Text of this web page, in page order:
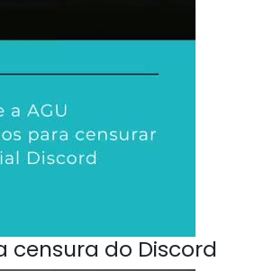
censura do Discord